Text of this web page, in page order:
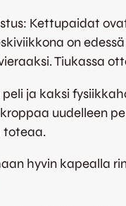
Kettupaidat
on
Tiukassa
ja kaksi
uudelleen
toteaa.
hyvin kapealla